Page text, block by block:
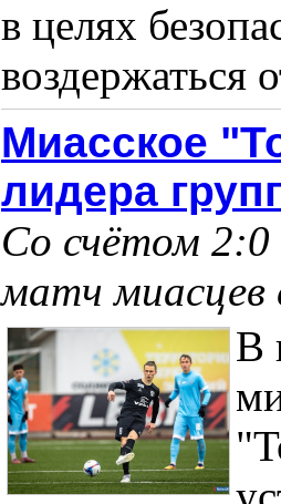
в целях
воздержаться
Миасское
лидера
Со счётом 2:0
матч миасцев
В